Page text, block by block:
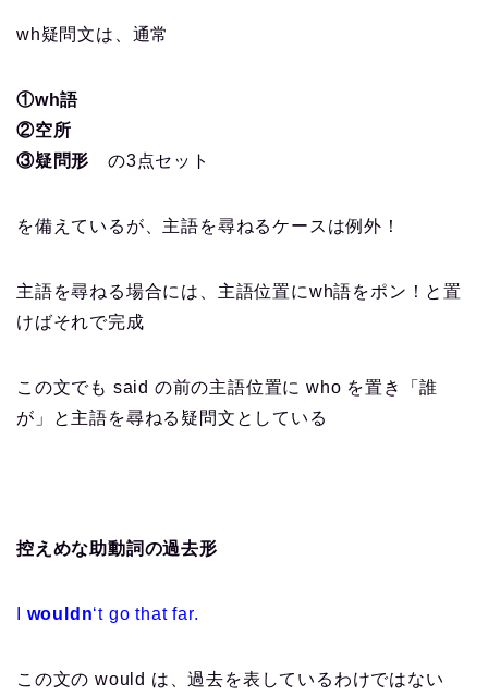
wh疑問文は、通常
①wh語
②空所
③疑問形 の3点セット
を備えているが、主語を尋ねるケースは例外！
主語を尋ねる場合には、主語位置にwh語をポン！と置
けばそれで完成
この文でも said の前の主語位置に who を置き「誰
が」と主語を尋ねる疑問文としている
控えめな助動詞の過去形
wouldn‘t go that far.
この文の would は、過去を表しているわけではない